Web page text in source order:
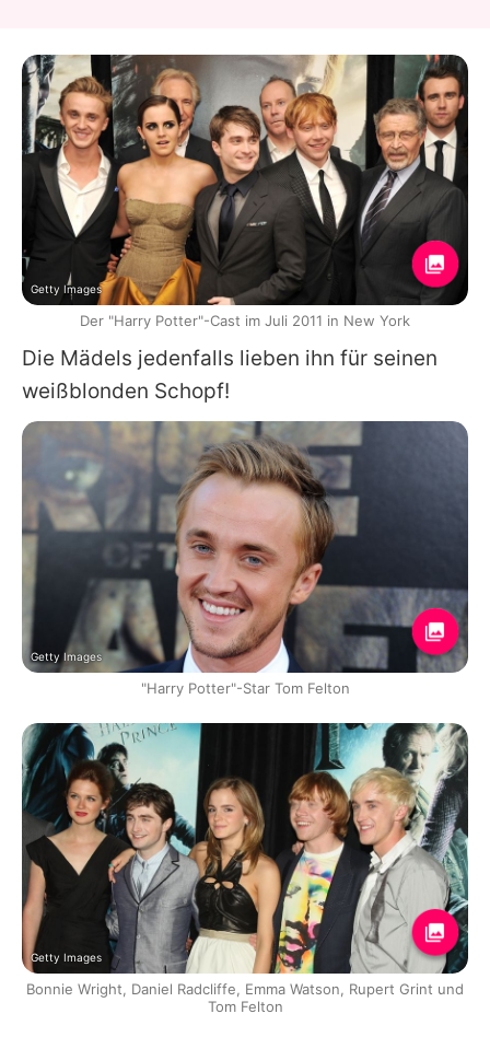
Die Mädels jedenfalls lieben ihn für seinen
weißblonden Schopf!
Getty Images
Der "Harry Potter"-Cast im Juli 2011 in New York
Getty Images
"Harry Potter"-Star Tom Felton
Getty Images
Bonnie Wright, Daniel Radcliffe, Emma Watson, Rupert Grint und
Tom Felton